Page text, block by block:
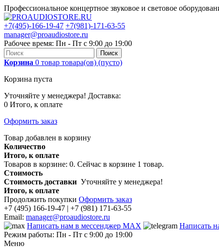
Профессиональное концертное звуковое и световое
+7(495)-166-19-47 +7(981)-171-63-55
manager@proaudiostore.ru
Рабочее время: Пн - Пт с 9:00 до 19:00
Поиск
Корзина 0 товар товара(ов) (пусто)
Корзина пуста
Уточняйте у менеджера! Доставка:
0 Итого, к оплате
Оформить заказ
Товар добавлен в корзину
Количество
Итого, к оплате
Товаров в корзине: 0. Сейчас в корзине 1 товар.
Стоимость
Стоимость доставки Уточняйте у менеджера!
Итого, к оплате
Продолжить покупки Оформить заказ
+7 (495) 166-19-47 | +7 (981) 171-63-55
Email: manager@proaudiostore.ru
Написать нам в мессенджер MAX
Написать
Режим работы: Пн - Пт с 9:00 до 19:00
Меню